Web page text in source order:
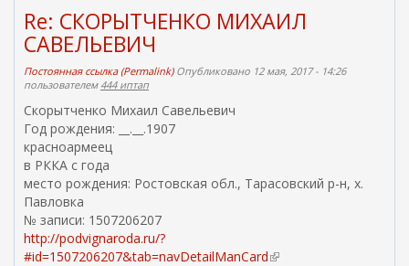
Re: СКОРЫТЧЕНКО МИХАИЛ
САВЕЛЬЕВИЧ
Постоянная ссылка (Permalink)Опубликовано 12 мая, 2017 - 14:26
пользователем 444 иптап
Скорытченко Михаил Савельевич
Год рождения: __.__.1907
красноармеец
в РККА с года
место рождения: Ростовская обл., Тарасовский р-н, х.
Павловка
№ записи: 1507206207
http://podvignaroda.ru/?
#id=1507206207&tab=navDetailManCard(